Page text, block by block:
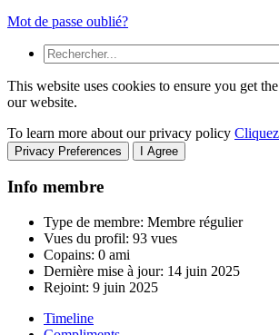
Mot de passe oublié?
This website uses cookies to ensure you get
our website.
To learn more about our privacy policy
Privacy Preferences I Agree
Info membre
Type de membre: Membre régulier
Vues du profil: 93 vues
Copains: 0 ami
Dernière mise à jour: 14 juin 2025
Rejoint: 9 juin 2025
Timeline